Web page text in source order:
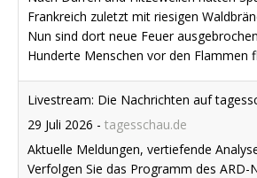
Frankreich zuletzt mit riesigen
Nun sind dort neue Feuer
Hunderte Menschen vor den Flammen
Livestream: Die Nachrichten auf
29 Juli 2026 - tagesschau.de
Aktuelle Meldungen, vertiefende
Verfolgen Sie das Programm des ARD-